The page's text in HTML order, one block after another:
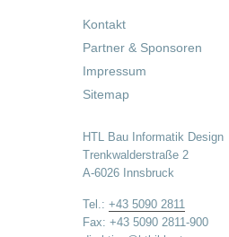
Kontakt
Partner & Sponsoren
Impressum
Sitemap
HTL Bau Informatik Design
Trenkwalderstraße 2
A-6026 Innsbruck
Tel.: +43 5090 2811
Fax: +43 5090 2811-900